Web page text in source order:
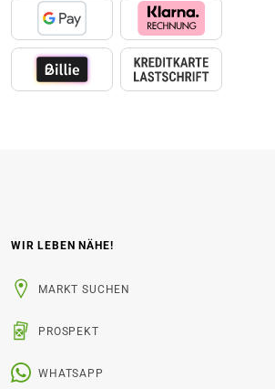
WIR LEBEN NÄHE!
MARKT SUCHEN
PROSPEKT
WHATSAPP